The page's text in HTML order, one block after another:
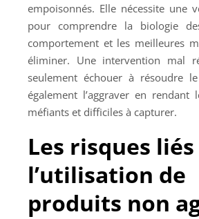
empoisonnés. Elle nécessite une
pour comprendre la biologie
comportement et les meilleures
éliminer. Une intervention mal
seulement échouer à résoudre
également l’aggraver en rendant
méfiants et difficiles à capturer.
Les risques liés
l’utilisation de
produits non